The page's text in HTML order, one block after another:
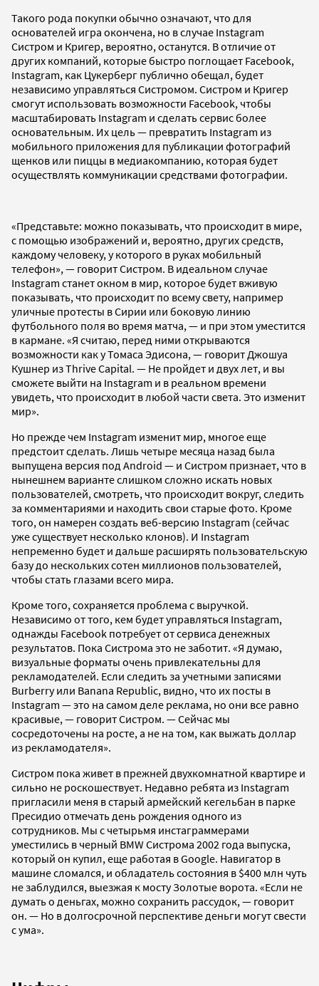
Такого рода покупки обычно означают, что для
основателей игра окончена, но в случае Instagram
Систром и Кригер, вероятно, останутся. В отличие от
других компаний, которые быстро поглощает Facebook,
Instagram, как Цукерберг публично обещал, будет
независимо управляться Систромом. Систром и Кригер
смогут использовать возможности Facebook, чтобы
масштабировать Instagram и сделать сервис более
основательным. Их цель — превратить Instagram из
мобильного приложения для публикации фотографий
щенков или пиццы в медиакомпанию, которая будет
осуществлять коммуникации средствами фотографии.
«Представьте: можно показывать, что происходит в мире,
с помощью изображений и, вероятно, других средств,
каждому человеку, у которого в руках мобильный
телефон», — говорит Систром. В идеальном случае
Instagram станет окном в мир, которое будет вживую
показывать, что происходит по всему свету, например
уличные протесты в Сирии или боковую линию
футбольного поля во время матча, — и при этом уместится
в кармане. «Я считаю, перед ними открываются
возможности как у Томаса Эдисона, — говорит Джошуа
Кушнер из Thrive Capital. — Не пройдет и двух лет, и вы
сможете выйти на Instagram и в реальном времени
увидеть, что происходит в любой части света. Это изменит
мир».
Но прежде чем Instagram изменит мир, многое еще
предстоит сделать. Лишь четыре месяца назад была
выпущена версия под Android — и Систром признает, что в
нынешнем варианте слишком сложно искать новых
пользователей, смотреть, что происходит вокруг, следить
за комментариями и находить свои старые фото. Кроме
того, он намерен создать веб-версию Instagram (сейчас
уже существует несколько клонов). И Instagram
непременно будет и дальше расширять пользовательскую
базу до нескольких сотен миллионов пользователей,
чтобы стать глазами всего мира.
Кроме того, сохраняется проблема с выручкой.
Независимо от того, кем будет управляться Instagram,
однажды Facebook потребует от сервиса денежных
результатов. Пока Систрома это не заботит. «Я думаю,
визуальные форматы очень привлекательны для
рекламодателей. Если следить за учетными записями
Burberry или Banana Republic, видно, что их посты в
Instagram — это на самом деле реклама, но они все равно
красивые, — говорит Систром. — Сейчас мы
сосредоточены на росте, а не на том, как выжать доллар
из рекламодателя».
Систром пока живет в прежней двухкомнатной квартире и
сильно не роскошествует. Недавно ребята из Instagram
пригласили меня в старый армейский кегельбан в парке
Пресидио отмечать день рождения одного из
сотрудников. Мы с четырьмя инстаграммерами
уместились в черный BMW Систрома 2002 года выпуска,
который он купил, еще работая в Google. Навигатор в
машине сломался, и обладатель состояния в $400 млн чуть
не заблудился, выезжая к мосту Золотые ворота. «Если не
думать о деньгах, можно сохранить рассудок, — говорит
он. — Но в долгосрочной перспективе деньги могут свести
с ума».